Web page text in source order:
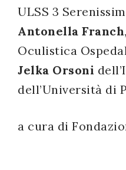
ULSS 3
Antonella Franch
Oculistica
Jelka Orsoni
dell’Università di
a cura di